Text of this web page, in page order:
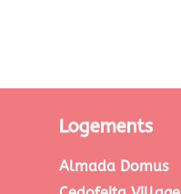
Logements
Almada Domus